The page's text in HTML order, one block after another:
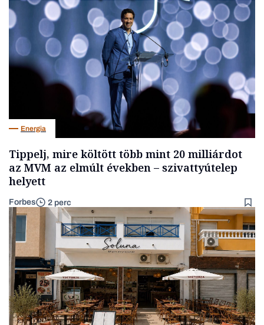
Energia
Tippelj, mire költött több mint 20 milliárdot
az MVM az elmúlt években – szivattyútelep
helyett
Forbes 2 perc